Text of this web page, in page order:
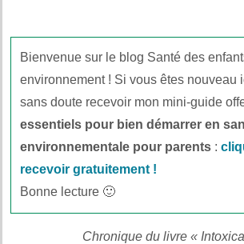
Bienvenue sur le blog Santé des
environnement ! Si vous êtes nouveau
sans doute recevoir mon mini-guide
essentiels pour bien démarrer en
environnementale pour parents :
recevoir gratuitement !
Bonne lecture 🙂
Chronique du livre «